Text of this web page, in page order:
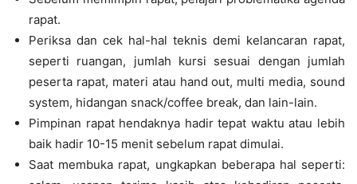
rapat.
Periksa dan cek hal-hal teknis demi kelancaran rapat,
seperti ruangan, jumlah kursi sesuai dengan jumlah
peserta rapat, materi atau hand out, multi media, sound
system, hidangan snack/coffee break, dan lain-lain.
Pimpinan rapat hendaknya hadir tepat waktu atau lebih
baik hadir 10-15 menit sebelum rapat dimulai.
Saat membuka rapat, ungkapkan beberapa hal seperti: